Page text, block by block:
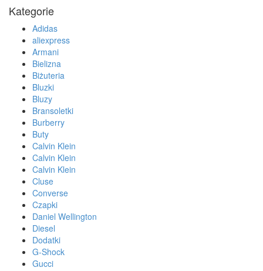
Kategorie
Adidas
aliexpress
Armani
Bielizna
Biżuteria
Bluzki
Bluzy
Bransoletki
Burberry
Buty
Calvin Klein
Calvin Klein
Calvin Klein
Cluse
Converse
Czapki
Daniel Wellington
Diesel
Dodatki
G-Shock
Gucci